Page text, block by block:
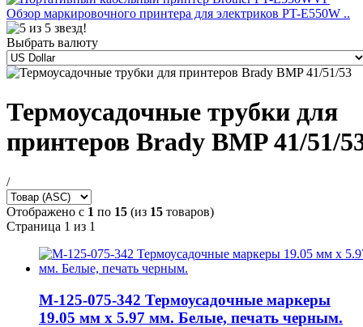
Обзор маркировочного принтера для электриков PT-E550W ..
Выбрать валюту
Термоусадочные трубки для
принтеров Brady BMP 41/51/
/
Отображено с 1 по 15 (из 15 товаров)
Страница 1 из 1
M-125-075-342 Термоусадочные маркеры
19.05 мм х 5.97 мм. Белые, печать черным.